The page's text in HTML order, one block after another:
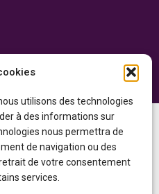
utilisons des technologies
à des informations sur
nous permettra de
de navigation ou des
de votre consentement
services.